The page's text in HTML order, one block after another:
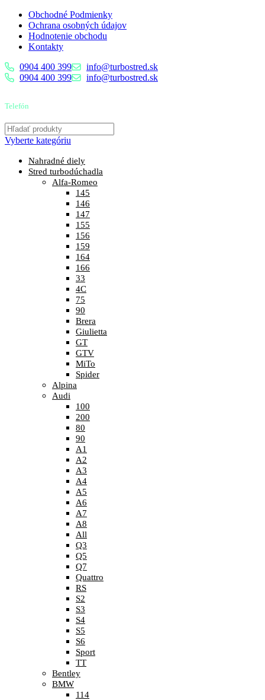
Obchodné Podmienky
Ochrana osobných údajov
Hodnotenie obchodu
Kontakty
0904 400 399
info@turbostred.sk
0904 400 399
info@turbostred.sk
Telefón
Vyberte kategóriu
Nahradné diely
Stred turbodúchadla
Alfa-Romeo
145
146
147
155
156
159
164
166
33
4C
75
90
Brera
Giulietta
GT
GTV
MiTo
Spider
Alpina
Audi
100
200
80
90
A1
A2
A3
A4
A5
A6
A7
A8
All
Q3
Q5
Q7
Quattro
RS
S2
S3
S4
S5
S6
Sport
TT
Bentley
BMW
114